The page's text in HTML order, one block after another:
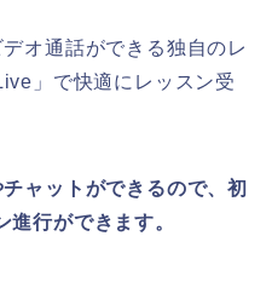
オ通話ができる独自のレ
」で快適にレッスン受
ャットができるので、初
行ができます。